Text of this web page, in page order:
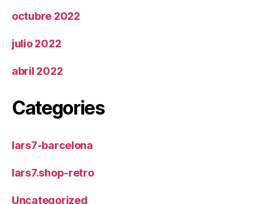
octubre 2022
julio 2022
abril 2022
Categories
lars7-barcelona
lars7.shop-retro
Uncategorized